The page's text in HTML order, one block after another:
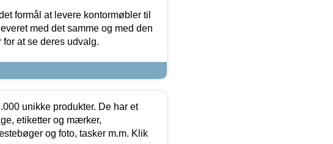
formål at levere kontormøbler til
med det samme og med den
at se deres udvalg.
unikke produkter. De har et
etiketter og mærker,
og foto, tasker m.m. Klik